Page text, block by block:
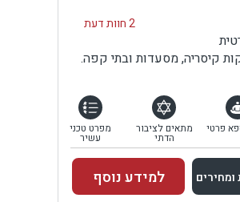
2 חוות דעת
קיסריה, מסעדות ובתי קפה.
פרטי מתאים לציבור
הדתי
מפרט טכני
עשיר
ומחירים למידע נוסף